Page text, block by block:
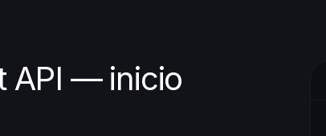
API — inicio